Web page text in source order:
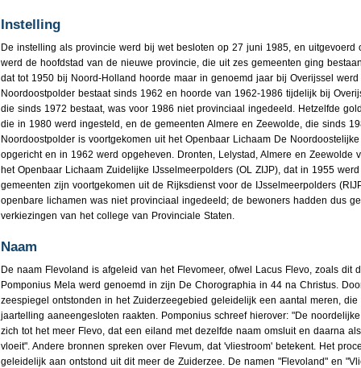
Instelling
De instelling als provincie werd bij wet besloten op 27 juni 1985, en uitgevoerd
werd de hoofdstad van de nieuwe provincie, die uit zes gemeenten ging
dat tot 1950 bij Noord-Holland hoorde maar in genoemd jaar bij Overijssel
Noordoostpolder bestaat sinds 1962 en hoorde van 1962-1986 tijdelijk bij
die sinds 1972 bestaat, was voor 1986 niet provinciaal ingedeeld. Hetzelfde
die in 1980 werd ingesteld, en de gemeenten Almere en Zeewolde, die sinds
Noordoostpolder is voortgekomen uit het Openbaar Lichaam De
opgericht en in 1962 werd opgeheven. Dronten, Lelystad, Almere en Zeewolde
het Openbaar Lichaam Zuidelijke IJsselmeerpolders (OL ZIJP), dat in 1955
gemeenten zijn voortgekomen uit de Rijksdienst voor de IJsselmeerpolders
openbare lichamen was niet provinciaal ingedeeld; de bewoners hadden dus
verkiezingen van het college van Provinciale Staten.
Naam
De naam Flevoland is afgeleid van het Flevomeer, ofwel Lacus Flevo, zoals dit
Pomponius Mela werd genoemd in zijn De Chorographia in 44 na Christus.
zeespiegel ontstonden in het Zuiderzeegebied geleidelijk een aantal meren,
jaartelling aaneengesloten raakten. Pomponius schreef hierover: "De
zich tot het meer Flevo, dat een eiland met dezelfde naam omsluit en daarna
vloeit". Andere bronnen spreken over Flevum, dat 'vliestroom' betekent. Het
geleidelijk aan ontstond uit dit meer de Zuiderzee. De namen "Flevoland" en